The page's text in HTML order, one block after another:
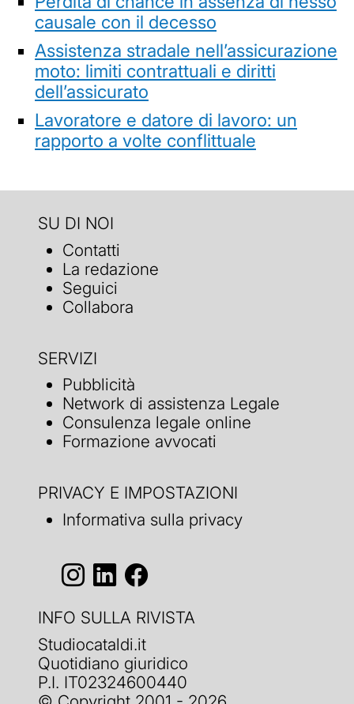
causale con il decesso
Assistenza stradale nell’assicurazione
moto: limiti contrattuali e diritti
dell’assicurato
Lavoratore e datore di lavoro: un
rapporto a volte conflittuale
SU DI NOI
Contatti
La redazione
Seguici
Collabora
SERVIZI
Pubblicità
Network di assistenza Legale
Consulenza legale online
Formazione avvocati
PRIVACY E IMPOSTAZIONI
Informativa sulla privacy
INFO SULLA RIVISTA
Studiocataldi.it
Quotidiano giuridico
P.I. IT02324600440